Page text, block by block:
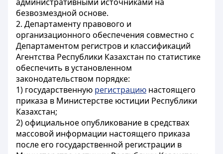
безвозмездной основе.
2. Департаменту правового и
организационного обеспечения совместно с
Департаментом регистров и классификаций
Агентства Республики Казахстан по статистике
обеспечить в установленном
законодательством порядке:
1) государственную регистрацию настоящего
приказа в Министерстве юстиции Республики
Казахстан;
2) официальное опубликование в средствах
массовой информации настоящего приказа
после его государственной регистрации в